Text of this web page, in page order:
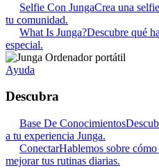
Selfie Con JungaCrea una
tu comunidad.
What Is Junga?Descubre qué
especial.
Ayuda
Descubra
Base De Conocimientos
a tu experiencia Junga.
ConectarHablemos sobre
mejorar tus rutinas diarias.